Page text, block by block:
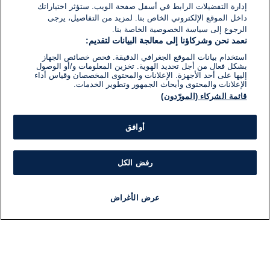
إدارة التفضيلات الرابط في أسفل صفحة الويب. ستؤثر اختياراتك
داخل الموقع الإلكتروني الخاص بنا. لمزيد من التفاصيل، يرجى
الرجوع إلى سياسة الخصوصية الخاصة بنا.
نعمد نحن وشركاؤنا إلى معالجة البيانات لتقديم:
استخدام بيانات الموقع الجغرافي الدقيقة. فحص خصائص الجهاز
بشكل فعال من أجل تحديد الهوية. تخزين المعلومات و/أو الوصول
إليها على أحد الأجهزة. الإعلانات والمحتوى المخصصان وقياس أداء
الإعلانات والمحتوى وأبحاث الجمهور وتطوير الخدمات.
قائمة الشركاء (المورّدون)
أوافق
رفض الكل
عرض الأغراض